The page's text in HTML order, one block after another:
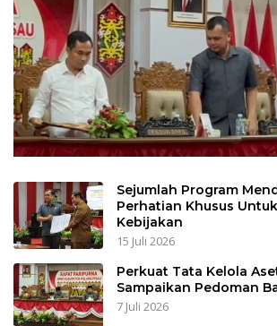
Sejumlah Program
Perhatian Khusus
Kebijakan
15 Juli 2026
Perkuat Tata Kelola
Sampaikan Pedoman
7 Juli 2026